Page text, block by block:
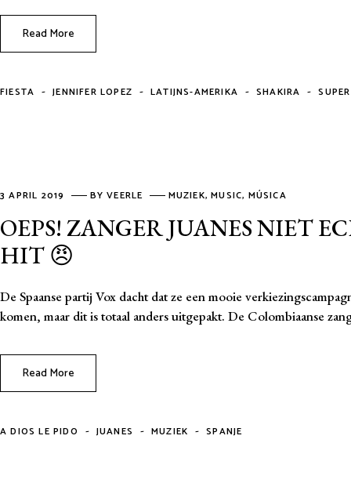
Read More
FIESTA - JENNIFER LOPEZ - LATIJNS-AMERIKA - SHAKIRA -
3 APRIL 2019 BYVEERLE MUZIEK,MUSIC, MÚSICA
OEPS! ZANGER JUANES NIET
HIT 😠
De Spaanse partij Vox dacht dat ze een mooie
komen, maar dit is totaal anders uitgepakt. De Colombiaanse
Read More
A DIOS LE PIDO - JUANES - MUZIEK - SPANJE